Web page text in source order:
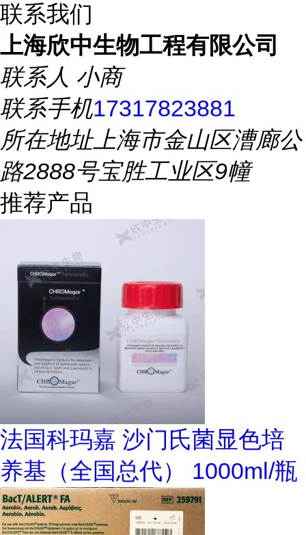
联系我们
上海欣中生物工程有限公司
联系人 小商
联系手机17317823881
所在地址上海市金山区漕廊公
路2888号宝胜工业区9幢
推荐产品
法国科玛嘉 沙门氏菌显色培
养基（全国总代） 1000ml/瓶